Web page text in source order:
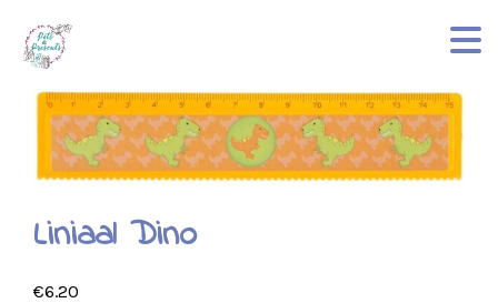
Liniaal Dino
€6.20